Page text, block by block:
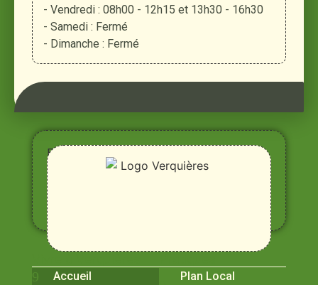
- Vendredi : 08h00 - 12h15 et 13h30 - 16h30
- Samedi : Fermé
- Dimanche : Fermé
Entre
Rhône,
Alpilles
et
Durance
Accueil
Plan Local